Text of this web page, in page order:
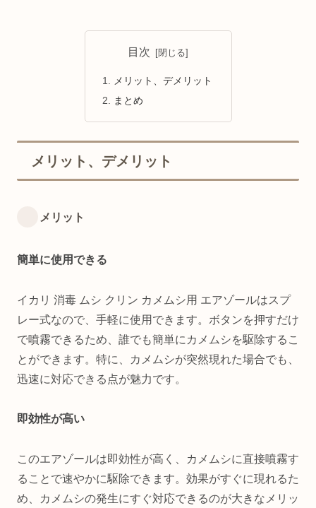
目次
メリット、デメリット
まとめ
メリット、デメリット
メリット
簡単に使用できる
イカリ 消毒 ムシ クリン カメムシ用 エアゾールはスプ
レー式なので、手軽に使用できます。ボタンを押すだけ
で噴霧できるため、誰でも簡単にカメムシを駆除するこ
とができます。特に、カメムシが突然現れた場合でも、
迅速に対応できる点が魅力です。
即効性が高い
このエアゾールは即効性が高く、カメムシに直接噴霧す
ることで速やかに駆除できます。効果がすぐに現れるた
め、カメムシの発生にすぐ対応できるのが大きなメリッ